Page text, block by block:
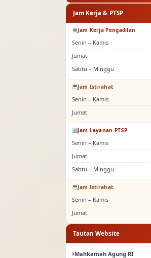
Jam Kerja & PTSP
Jam Kerja Pengadilan
Senin – Kamis
Jumat
Sabtu – Minggu
Jam Istirahat
Senin – Kamis
Jumat
Jam Layanan PTSP
Senin – Kamis
Jumat
Sabtu – Minggu
Jam Istirahat
Senin – Kamis
Jumat
Tautan Website
Mahkamah Agung RI